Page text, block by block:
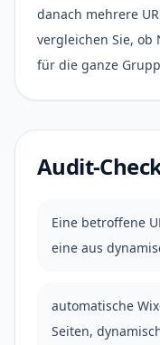
danach mehrere
vergleichen Sie, ob
für die ganze
Audit-
Eine betroffene
eine aus
automatische
Seiten,